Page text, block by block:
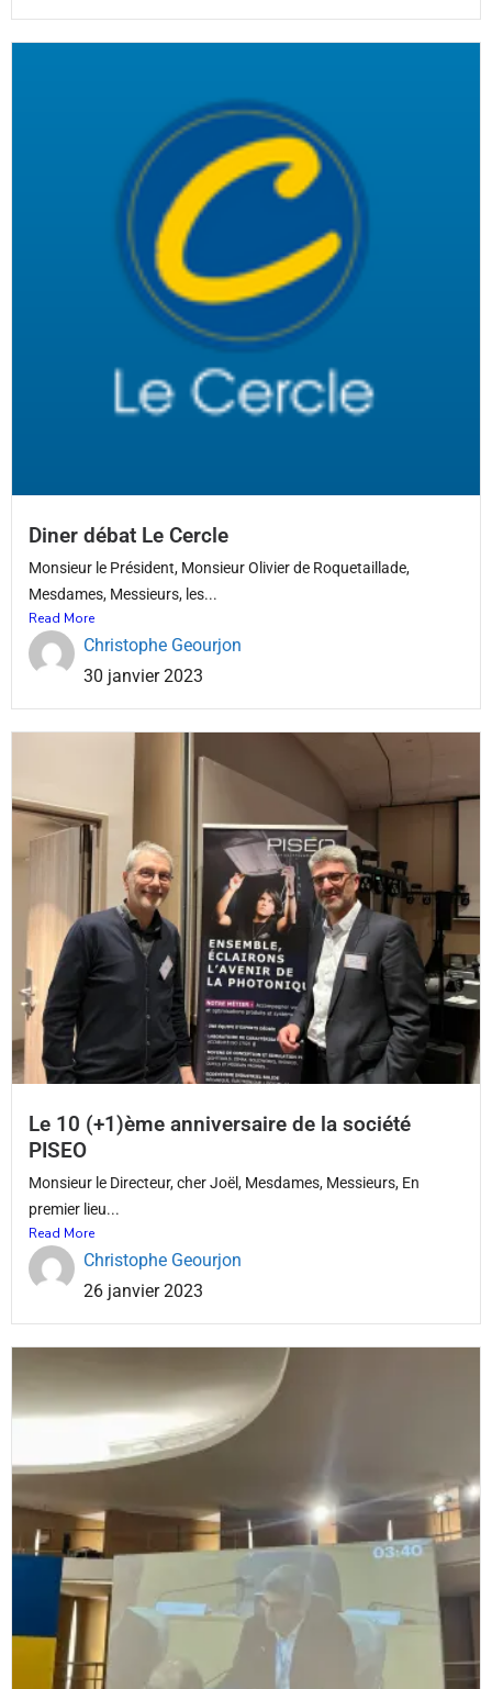
Diner débat Le Cercle
Monsieur le Président, Monsieur Olivier de Roquetaillade,
Mesdames, Messieurs, les...
Read More
Christophe Geourjon
30 janvier 2023
Le 10 (+1)ème anniversaire de la société
PISEO
Monsieur le Directeur, cher Joël, Mesdames, Messieurs, En
premier lieu...
Read More
Christophe Geourjon
26 janvier 2023